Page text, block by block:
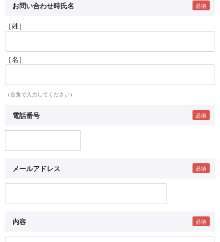
お問い合わせ時氏名
［姓］
［名］
（全角で入力してください）
電話番号
メールアドレス
内容